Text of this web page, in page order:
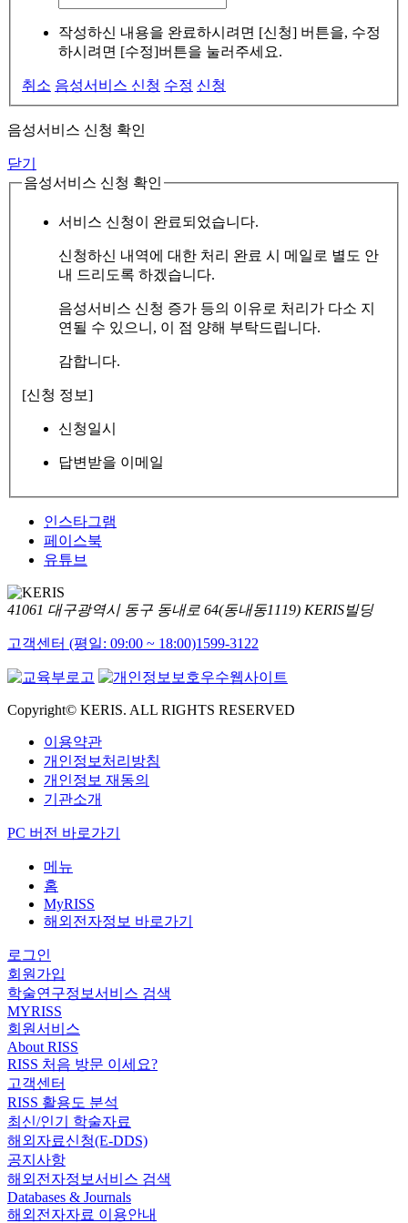
작성하신 내용을 완료하시려면 [신청] 버튼을, 수정
하시려면 [수정]버튼을 눌러주세요.
취소 음성서비스 신청 수정 신청
음성서비스 신청 확인
닫기
음성서비스 신청 확인
서비스 신청이 완료되었습니다.
신청하신 내역에 대한 처리 완료 시 메일로 별도 안
내 드리도록 하겠습니다.
음성서비스 신청 증가 등의 이유로 처리가 다소 지
연될 수 있으니, 이 점 양해 부탁드립니다.
감합니다.
[신청 정보]
신청일시
답변받을 이메일
인스타그램
페이스북
유튜브
41061 대구광역시 동구 동내로 64(동내동1119) KERIS빌딩
고객센터 (평일: 09:00 ~ 18:00)1599-3122
Copyright© KERIS. ALL RIGHTS RESERVED
이용약관
개인정보처리방침
개인정보 재동의
기관소개
PC 버전 바로가기
메뉴
홈
MyRISS
해외전자정보 바로가기
로그인
회원가입
학술연구정보서비스 검색
MYRISS
회원서비스
About RISS
RISS 처음 방문 이세요?
고객센터
RISS 활용도 분석
최신/인기 학술자료
해외자료신청(E-DDS)
공지사항
해외전자정보서비스 검색
Databases & Journals
해외전자자료 이용안내